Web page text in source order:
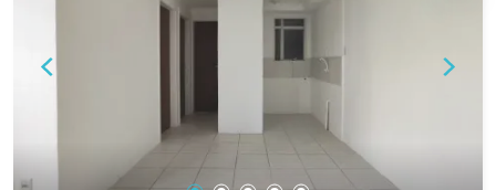
condicionado, garantindo maior conforto em
perfeita para reunir a família e os amigos, além
vidro, agregando ainda mais conforto e
valorização ao imóvel. Se você procura um
apartamento moderno, bem equipado e pronto